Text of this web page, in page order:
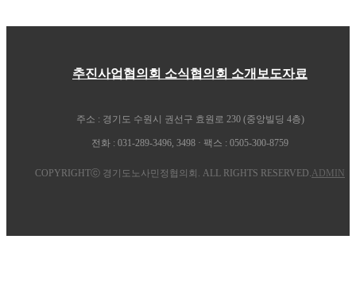
추진사업 협의회 소식협의회 소개 보도자료
주소 : 경기도 수원시 권선구 효원로 230 (중앙빌딩 4층)
전화 : 031-289-3496, 3498 · 팩스 : 0505-300-8759
COPYRIGHTⓒ 경기도노사민정협의회. ALL RIGHTS RESERVED.ADMIN